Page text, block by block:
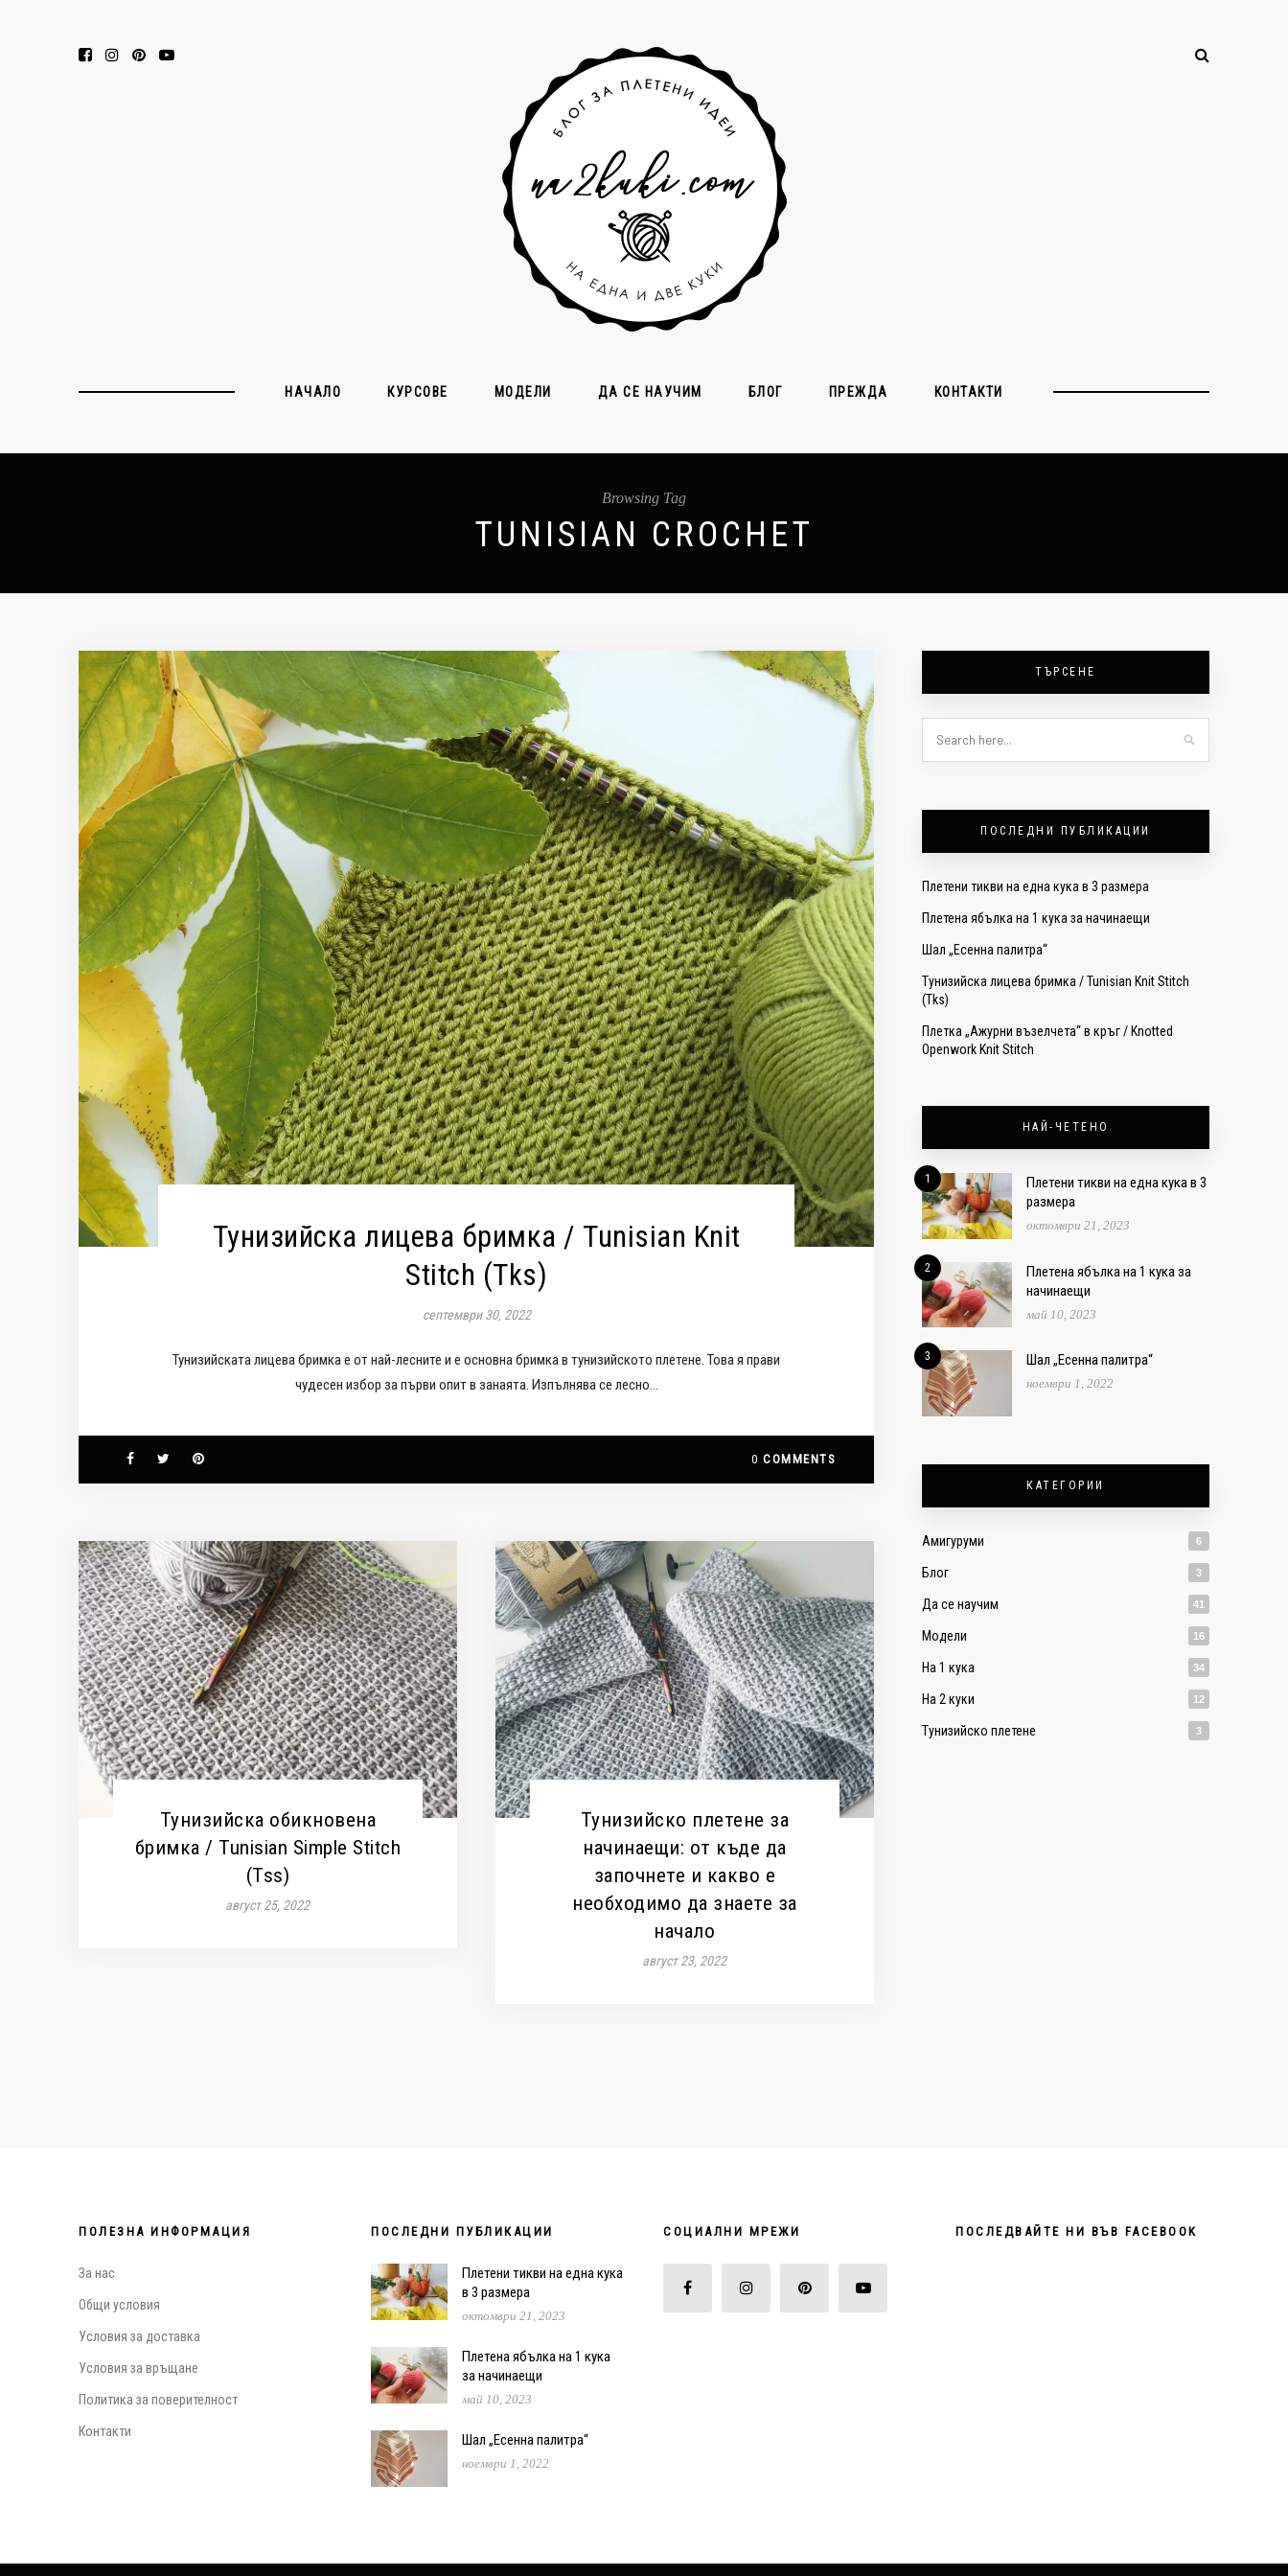
НАЧАЛО КУРСОВЕ МОДЕЛИ ДА СЕ НАУЧИМ БЛОГ ПРЕЖДА КОНТАКТИ
Browsing Tag
TUNISIAN CROCHET
Тунизийска лицева бримка / Tunisian Knit
Stitch (Tks)
септември 30, 2022
Тунизийската лицева бримка е от най-лесните и е основна бримка в тунизийското плетене. Това я прави
чудесен избор за първи опит в занаята. Изпълнява се лесно…
0 COMMENTS
Тунизийска обикновена
бримка / Tunisian Simple Stitch
(Tss)
август 25, 2022
Тунизийско плетене за
начинаещи: от къде да
започнете и какво е
необходимо да знаете за
начало
август 23, 2022
ТЪРСЕНЕ
ПОСЛЕДНИ ПУБЛИКАЦИИ
Плетени тикви на една кука в 3 размера
Плетена ябълка на 1 кука за начинаещи
Шал „Есенна палитра“
Тунизийска лицева бримка / Tunisian Knit Stitch
(Tks)
Плетка „Ажурни възелчета“ в кръг / Knotted
Openwork Knit Stitch
НАЙ-ЧЕТЕНО
1
Плетени тикви на една кука в 3
размера
октомври 21, 2023
2
Плетена ябълка на 1 кука за
начинаещи
май 10, 2023
3 Шал „Есенна палитра“
ноември 1, 2022
КАТЕГОРИИ
Амигуруми 6
Блог 3
Да се научим 41
Модели 16
На 1 кука 34
На 2 куки 12
Тунизийско плетене 3
ПОЛЕЗНА ИНФОРМАЦИЯ
За нас
Общи условия
Условия за доставка
Условия за връщане
Политика за поверителност
Контакти
ПОСЛЕДНИ ПУБЛИКАЦИИ
Плетени тикви на една кука
в 3 размера
октомври 21, 2023
Плетена ябълка на 1 кука
за начинаещи
май 10, 2023
Шал „Есенна палитра“
ноември 1, 2022
СОЦИАЛНИ МРЕЖИ ПОСЛЕДВАЙТЕ НИ ВЪВ FACEBOOK